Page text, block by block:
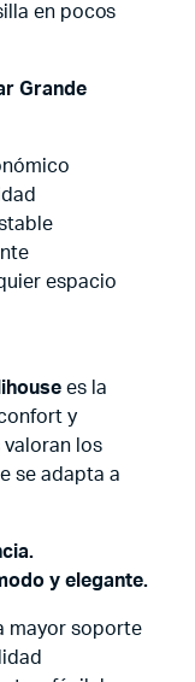
en pocos
Grande
espacio
es la
y
valoran los
se adapta a
y elegante.
mayor soporte